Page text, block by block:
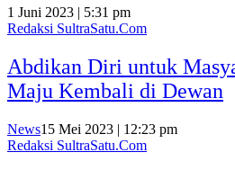
1 Juni 2023 | 5:31 pm
Redaksi SultraSatu.Com
Abdikan Diri untuk
Maju Kembali di Dewan
News15 Mei 2023 | 12:23 pm
Redaksi SultraSatu.Com